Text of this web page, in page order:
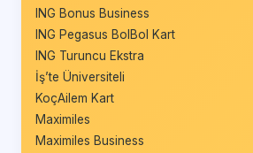
ING Bonus Business
ING Pegasus BolBol Kart
ING Turuncu Ekstra
İş’te Üniversiteli
KoçAilem Kart
Maximiles
Maximiles Business